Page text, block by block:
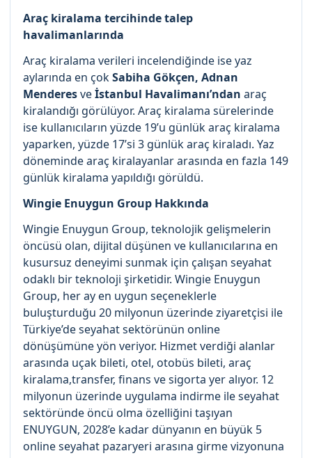
Araç kiralama tercihinde talep
havalimanlarında
Araç kiralama verileri incelendiğinde ise yaz
aylarında en çokSabiha Gökçen, Adnan
Menderesveİstanbul Havalimanı’ndan araç
kiralandığı görülüyor. Araç kiralama sürelerinde
ise kullanıcıların yüzde 19’u günlük araç kiralama
yaparken, yüzde 17’si 3 günlük araç kiraladı. Yaz
döneminde araç kiralayanlar arasında en fazla 149
günlük kiralama yapıldığı görüldü.
Wingie Enuygun Group Hakkında
Wingie Enuygun Group, teknolojik gelişmelerin
öncüsü olan, dijital düşünen ve kullanıcılarına en
kusursuz deneyimi sunmak için çalışan seyahat
odaklı bir teknoloji şirketidir. Wingie Enuygun
Group, her ay en uygun seçeneklerle
buluşturduğu 20 milyonun üzerinde ziyaretçisi ile
Türkiye’de seyahat sektörünün online
dönüşümüne yön veriyor. Hizmet verdiği alanlar
arasında uçak bileti, otel, otobüs bileti, araç
kiralama,transfer, finans ve sigorta yer alıyor. 12
milyonun üzerinde uygulama indirme ile seyahat
sektöründe öncü olma özelliğini taşıyan
ENUYGUN, 2028’e kadar dünyanın en büyük 5
online seyahat pazaryeri arasına girme vizyonuna